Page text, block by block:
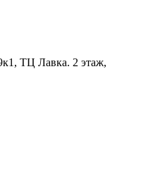
ТЦ Лавка. 2 этаж,